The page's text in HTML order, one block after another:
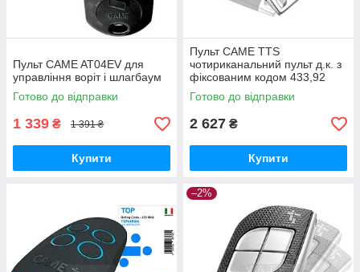
Придбати пульт CAME чи інши аксесуари, отримати
інструкцію на програмування або консультацію щодо
продукції КАМЕ, Ви можете звернувшись до нас за вказаними
телефонами або електронною поштою.
Пульт CAME AT04EV для
управління воріт і шлагбаум
Готово до відправки
1 339 ₴ 1 391 ₴
Купити
Пульт CAME TTS
чотириканальний пульт д.к. з
фіксованим кодом 433,92
МГц, 806TS-0240 TOP-432,
TOP-434, TWIN
Готово до відправки
2 627 ₴
Купити
–2%